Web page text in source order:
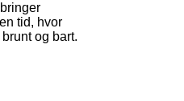
tid, hvor
og bart.